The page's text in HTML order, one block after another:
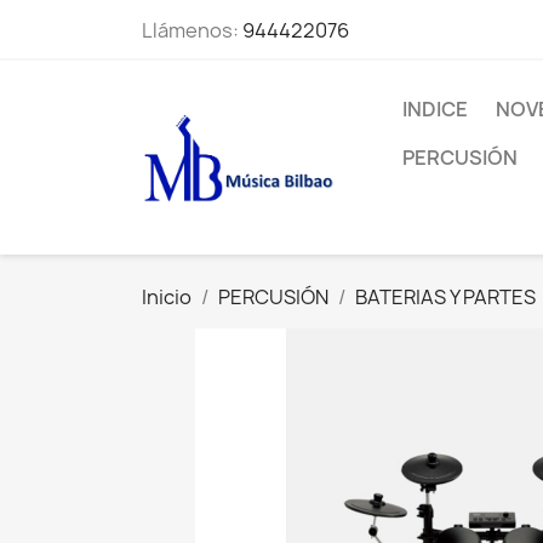
Llámenos: 944422076
INDICE
PERCUSIÓN
Inicio PERCUSIÓN BATERIAS Y PARTES